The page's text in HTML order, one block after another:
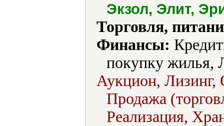
Экзол, Элит,
Торговля,
Финансы:
покупку жилья,
Аукцион, Лизинг,
Продажа
Реализация,